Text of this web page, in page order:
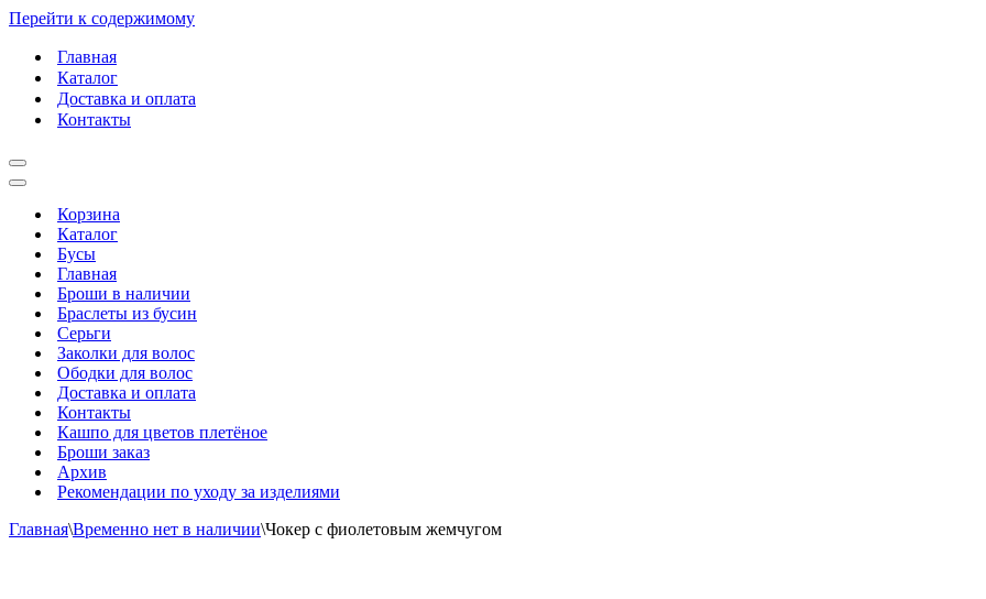
Перейти к содержимому
Главная
Каталог
Доставка и оплата
Контакты
Меню
навигации
Меню
навигацииКорзина
Каталог
Бусы
Главная
Броши в наличии
Браслеты из бусин
Серьги
Заколки для волос
Ободки для волос
Доставка и оплата
Контакты
Кашпо для цветов плетёное
Броши заказ
Архив
Рекомендации по уходу за изделиями
Главная\Временно нет в наличии\Чокер с фиолетовым жемчугом